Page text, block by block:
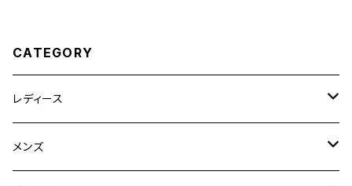
CATEGORY
レディース
競技用ジャケット
メンズ